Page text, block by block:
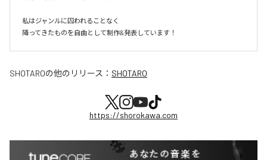
私はジャンルに囚われることなく
降ってきたものを自曲として制作&発表しています！
SHOTAROの他のリリース： SHOTARO
https://shorokawa.com